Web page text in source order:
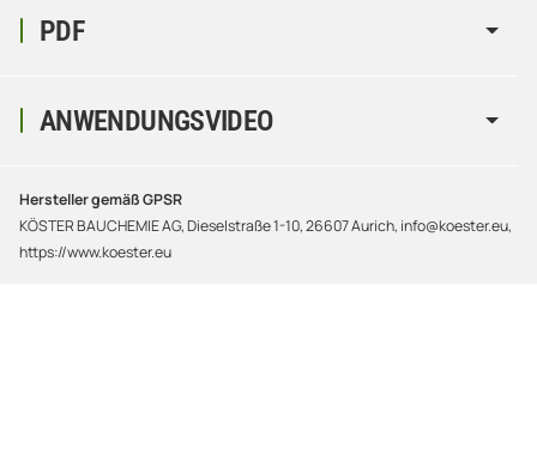
PDF
ANWENDUNGSVIDEO
Hersteller gemäß GPSR
KÖSTER BAUCHEMIE AG, Dieselstraße 1-10, 26607 Aurich, info@koester.eu,
https://www.koester.eu